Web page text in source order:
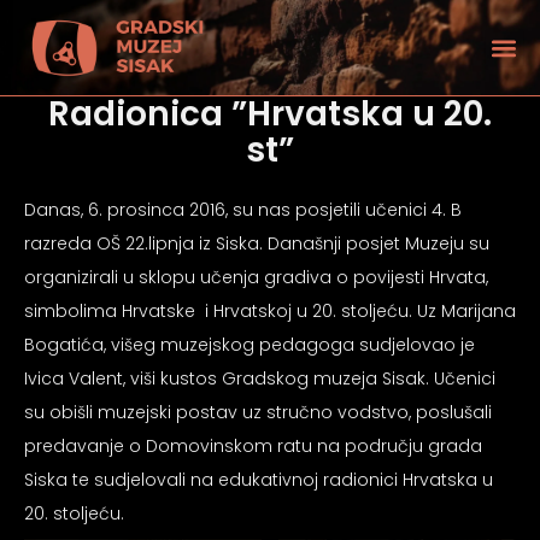
Radionica ”Hrvatska u 20.
st”
Danas, 6. prosinca 2016, su nas posjetili učenici 4. B
razreda OŠ 22.lipnja iz Siska. Današnji posjet Muzeju su
organizirali u sklopu učenja gradiva o povijesti Hrvata,
simbolima Hrvatske i Hrvatskoj u 20. stoljeću. Uz Marijana
Bogatića, višeg muzejskog pedagoga sudjelovao je
Ivica Valent, viši kustos Gradskog muzeja Sisak. Učenici
su obišli muzejski postav uz stručno vodstvo, poslušali
predavanje o Domovinskom ratu na području grada
Siska te sudjelovali na edukativnoj radionici Hrvatska u
20. stoljeću.
vida